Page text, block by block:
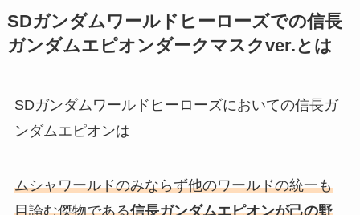
SDガンダムワールドヒーローズでの信長
ガンダムエピオンダークマスクver.とは
SDガンダムワールドヒーローズにおいての信長ガ
ンダムエピオンは
ムシャワールドのみならず他のワールドの統一も
目論む傑物である信長ガンダムエピオンが己の野